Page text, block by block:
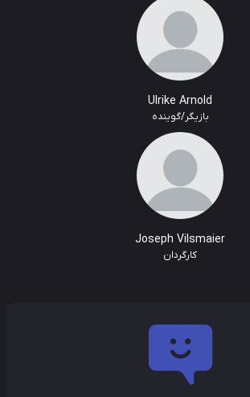
Ulrike Arnold
بازیگر/گوینده
Joseph Vilsmaier
کارگردان